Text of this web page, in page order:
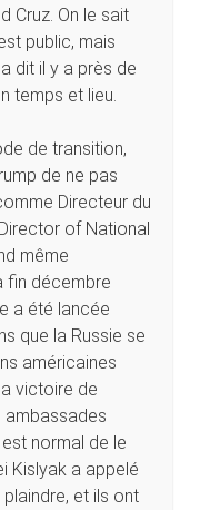
Cruz. On le sait
public, mais
dit il y a près de
temps et lieu.
de transition,
de ne pas
Directeur du
of National
même
fin décembre
a été lancée
que la Russie se
américaines
victoire de
ambassades
est normal de le
Kislyak a appelé
plaindre, et ils ont